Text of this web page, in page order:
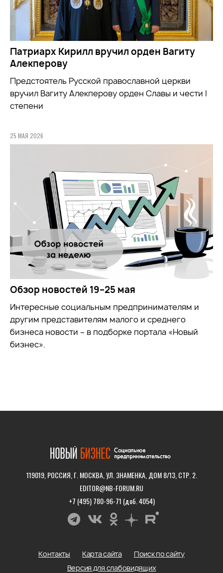
Патриарх Кирилл вручил орден Вагиту
Алекперову
Предстоятель Русской православной церкви
вручил Вагиту Алекперову орден Славы и чести I
степени
25 МАЯ 2026
Обзор новостей 19–25 мая
Интересные социальным предпринимателям и
другим представителям малого и среднего
бизнеса новости – в подборке портала «Новый
бизнес».
119019, РОССИЯ, Г. МОСКВА, УЛ. ЗНАМЕНКА, ДОМ 8/13, СТР. 2.
EDITOR@NB-FORUM.RU
+7 (495) 780-96-71 (доб. 4054)
Контакты Карта сайта
Поиск по сайту
Версия для слабовидящих